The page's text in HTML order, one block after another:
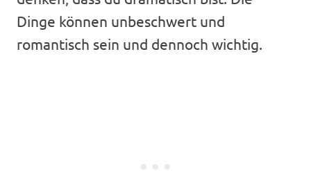
Dinge können unbeschwert und
romantisch sein und dennoch wichtig.